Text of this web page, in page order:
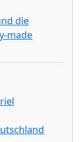
die
made